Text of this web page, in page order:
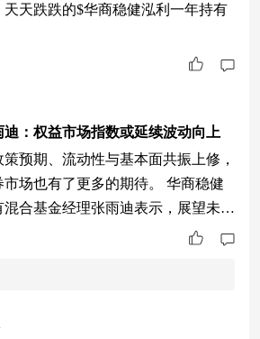
天跌跌的$华商稳健泓利一年持有
：权益市场指数或延续波动向上
预期、流动性与基本面共振上修，
场也有了更多的期待。 华商稳健
合基金经理张雨迪表示，展望未
长政策持续发力，预期经济将进一步
体感改善。债券市场方面，预计市场
国际新秩序重构下我国基本面韧性